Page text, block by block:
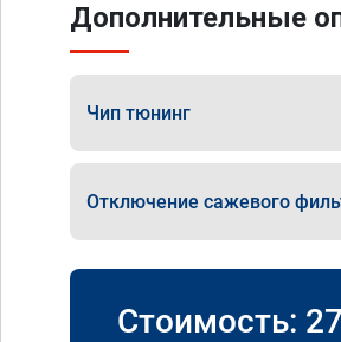
Дополнительные
Чип тюнинг
Отключение сажевого
Стоимость: